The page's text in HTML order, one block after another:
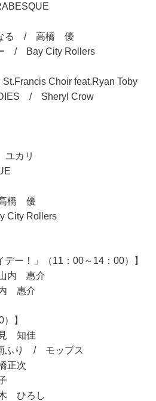
なる / 高橋 優
/ Bay City Rollers
Choir feat.Ryan Toby
DIES / Sheryl Crow
カリ
橋 優
City Rollers
ー！」（11：00～14：00）】
内 惠介
惠介
】
知佳
ふり / モップス
正次
ひろし